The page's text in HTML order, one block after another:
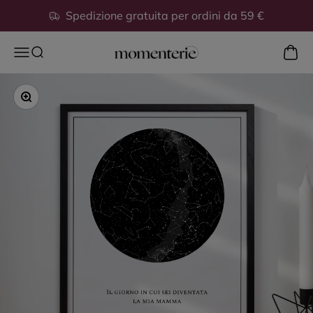
Vai al contenuto
Spedizione gratuita per ordini da 59 €
Apri il menu di navigazione
Mostra il menu di ricerca
Momenterie
Ingrandisci immagine